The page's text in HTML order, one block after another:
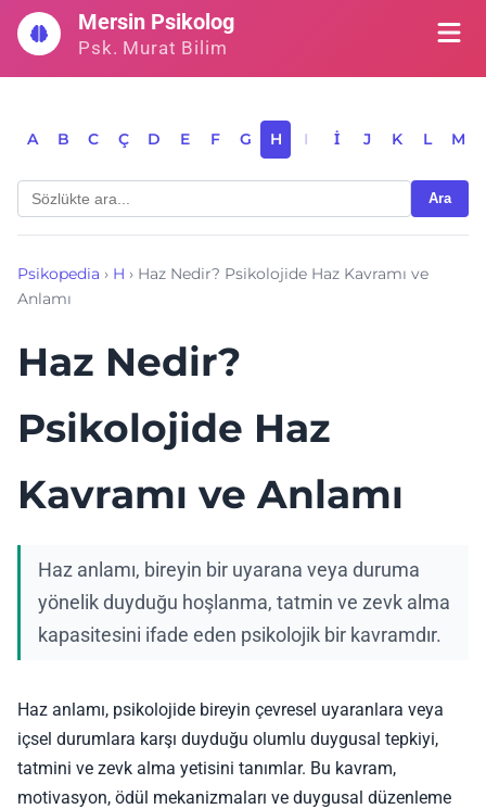
İçeriğe
geç
Mersin Psikolog
Psk. Murat Bilim
A B C Ç D E F G H I İ J K L M
Ara
Psikopedia › H › Haz Nedir? Psikolojide Haz Kavramı ve
Anlamı
Haz Nedir?
Psikolojide Haz
Kavramı ve Anlamı
Haz anlamı, bireyin bir uyarana veya duruma
yönelik duyduğu hoşlanma, tatmin ve zevk alma
kapasitesini ifade eden psikolojik bir kavramdır.
Haz anlamı, psikolojide bireyin çevresel uyaranlara veya
içsel durumlara karşı duyduğu olumlu duygusal tepkiyi,
tatmini ve zevk alma yetisini tanımlar. Bu kavram,
motivasyon, ödül mekanizmaları ve duygusal düzenleme